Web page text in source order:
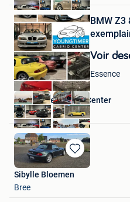
Sauvegarder
dans
Mes
Favoris
BMW Z3
Voir
Essence
Youngtimer Cabrio Center
Mol
Sauvegarder
dans
Mes
Sibylle Bloemen
Bree